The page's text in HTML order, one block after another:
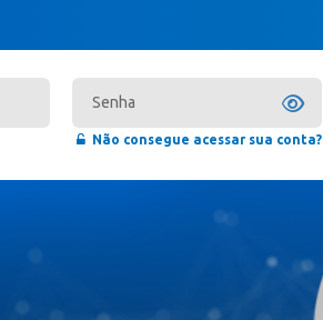
Não consegue acessar sua conta?